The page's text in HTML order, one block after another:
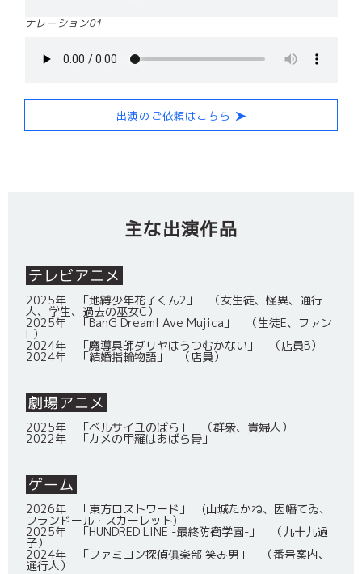
ナレーション01
出演のご依頼はこちら
主な出演作品
テレビアニメ
2025年 「地縛少年花子くん2」 （女生徒、怪異、通行
人、学生、過去の巫女C）
2025年 「BanG Dream! Ave Mujica」 （生徒E、ファン
E）
2024年 「魔導具師ダリヤはうつむかない」 （店員B）
2024年 「結婚指輪物語」 （店員）
劇場アニメ
2025年 「ベルサイユのばら」 （群衆、貴婦人）
2022年 「カメの甲羅はあばら骨」
ゲーム
2026年 「東方ロストワード」 (山城たかね、因幡てゐ、
フランドール・スカーレット)
2025年 「HUNDRED LINE -最終防衛学園-」 （九十九過
子）
2024年 「ファミコン探偵俱楽部 笑み男」 （番号案内、
通行人）